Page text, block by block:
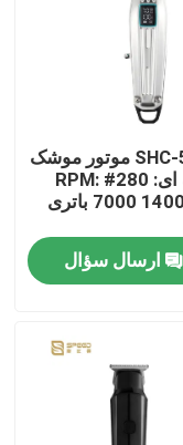
SHC-5112 موتور موشک
حرفه ای: 280# RPM:
7000 1400mAh باتری
ارسال سؤال